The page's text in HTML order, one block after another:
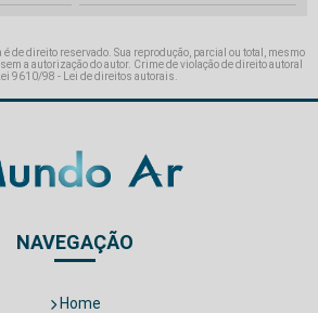
é de direito reservado. Sua reprodução, parcial ou total, mesmo
a autorização do autor. Crime de violação de direito autoral
Lei 9610/98 - Lei de direitos autorais
NAVEGAÇÃO
Home